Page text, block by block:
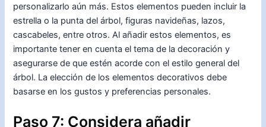
personalizarlo aún más. Estos elementos pueden incluir la
estrella o la punta del árbol, figuras navideñas, lazos,
cascabeles, entre otros. Al añadir estos elementos, es
importante tener en cuenta el tema de la decoración y
asegurarse de que estén acorde con el estilo general del
árbol. La elección de los elementos decorativos debe
basarse en los gustos y preferencias personales.
Paso 7: Considera añadir